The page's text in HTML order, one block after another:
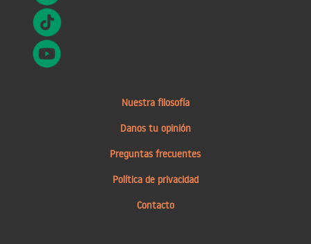
Nuestra filosofía
Danos tu opinión
Preguntas frecuentes
Política de privacidad
Contacto